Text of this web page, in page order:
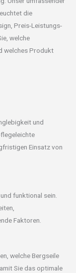
die
Preis-Leistungs-
welche
welches Produkt
und
Einsatz von
funktional sein.
Faktoren.
welche Bergseile
Sie das optimale